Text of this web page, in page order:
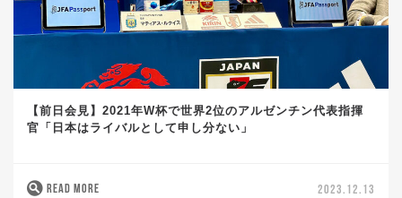
【前日会見】2021年W杯で世界2位のアルゼンチン代表指揮
官「日本はライバルとして申し分ない」
READ MORE 2023.12.13